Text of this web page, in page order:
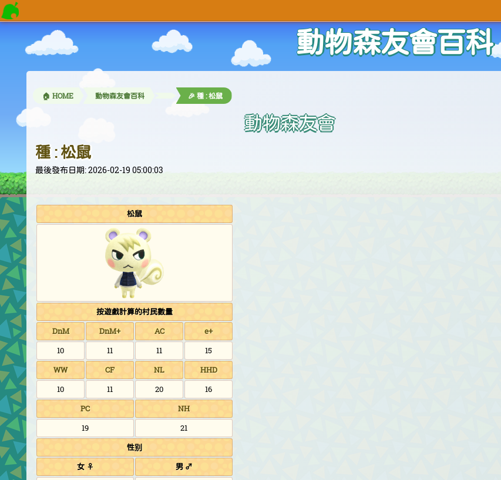
動物森友會百科
🏠 HOME 動物森友會百科 🎉 種 : 松鼠
動物森友會
種 : 松鼠
最後發布日期: 2026-02-19 05:00:03
松鼠
按遊戲計算的村民數量
DnM
DnM+ AC
e+
10
11 11
15
WW
CF NL
HHD
10
11 20
16
PC
NH
19
21
性别
女 ♀
男 ♂